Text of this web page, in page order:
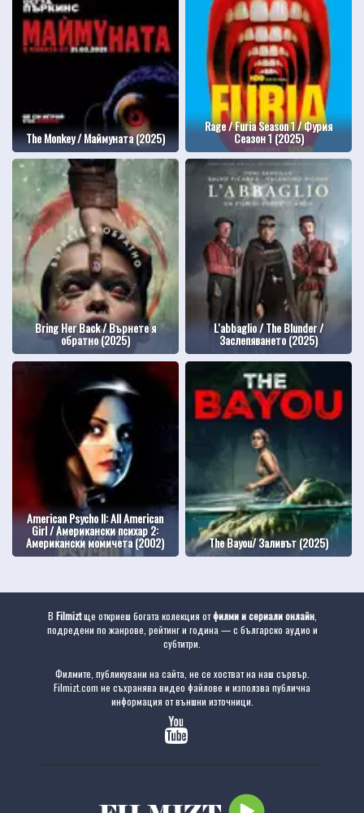
The Monkey / Маймуната (2025)
Rage / Furia Season 1 / Фурия
Сеазон 1 (2025)
Bring Her Back / Върнете я
обратно (2025)
L'abbaglio / The Blunder /
Заслепяването (2025)
American Psycho II: All American
Girl / Американски психар 2:
Американски момичета (2002) The Bayou/ Заливът (2025)
В Filmiztще откриеш богата колекция отфилми и сериали онлайн,
подредени по жанрове, рейтинг и година — с българско аудио и
субтитри.
Филмите, публикувани на сайта, не се хостват на наш сървър.
Filmizt.com не съхранява видео файлове и използва публична
информация от външни източници.